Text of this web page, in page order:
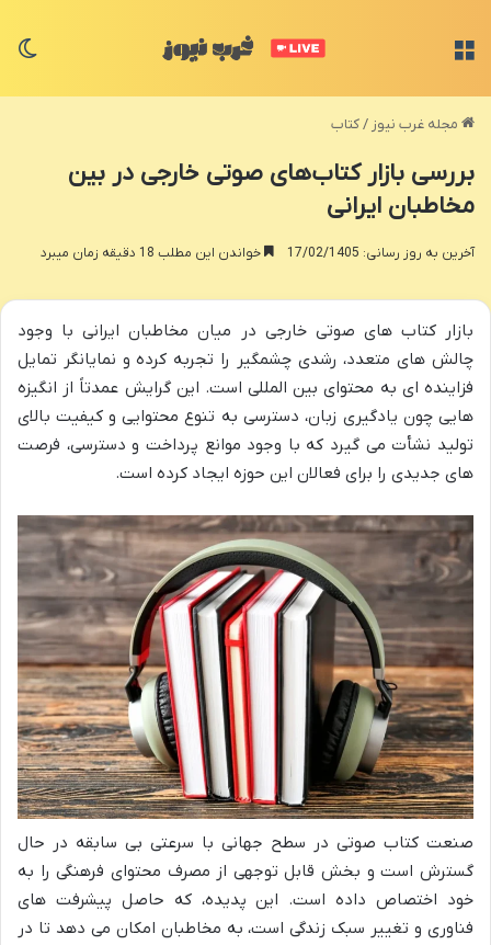
مجله غرب نیوز /کتاب
بررسی بازار کتاب‌های صوتی خارجی در بین
مخاطبان ایرانی
آخرین به روز رسانی: 17/02/1405 خواندن این مطلب 18 دقیقه زمان میبرد
بازار کتاب های صوتی خارجی در میان مخاطبان ایرانی با وجود
چالش های متعدد، رشدی چشمگیر را تجربه کرده و نمایانگر تمایل
فزاینده ای به محتوای بین المللی است. این گرایش عمدتاً از انگیزه
هایی چون یادگیری زبان، دسترسی به تنوع محتوایی و کیفیت بالای
تولید نشأت می گیرد که با وجود موانع پرداخت و دسترسی، فرصت
های جدیدی را برای فعالان این حوزه ایجاد کرده است.
صنعت کتاب صوتی در سطح جهانی با سرعتی بی سابقه در حال
گسترش است و بخش قابل توجهی از مصرف محتوای فرهنگی را به
خود اختصاص داده است. این پدیده، که حاصل پیشرفت های
فناوری و تغییر سبک زندگی است، به مخاطبان امکان می دهد تا در